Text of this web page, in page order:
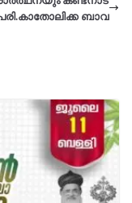
പരി.കാതോലിക്ക ബാവ